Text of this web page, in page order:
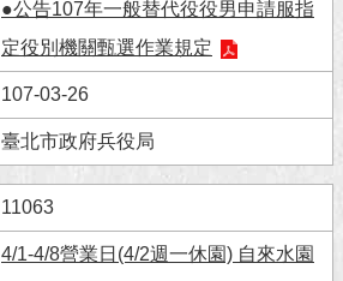
●公告107年一般替代役役男申請服指
定役別機關甄選作業規定
107-03-26
臺北市政府兵役局
11063
4/1-4/8營業日(4/2週一休園) 自來水園